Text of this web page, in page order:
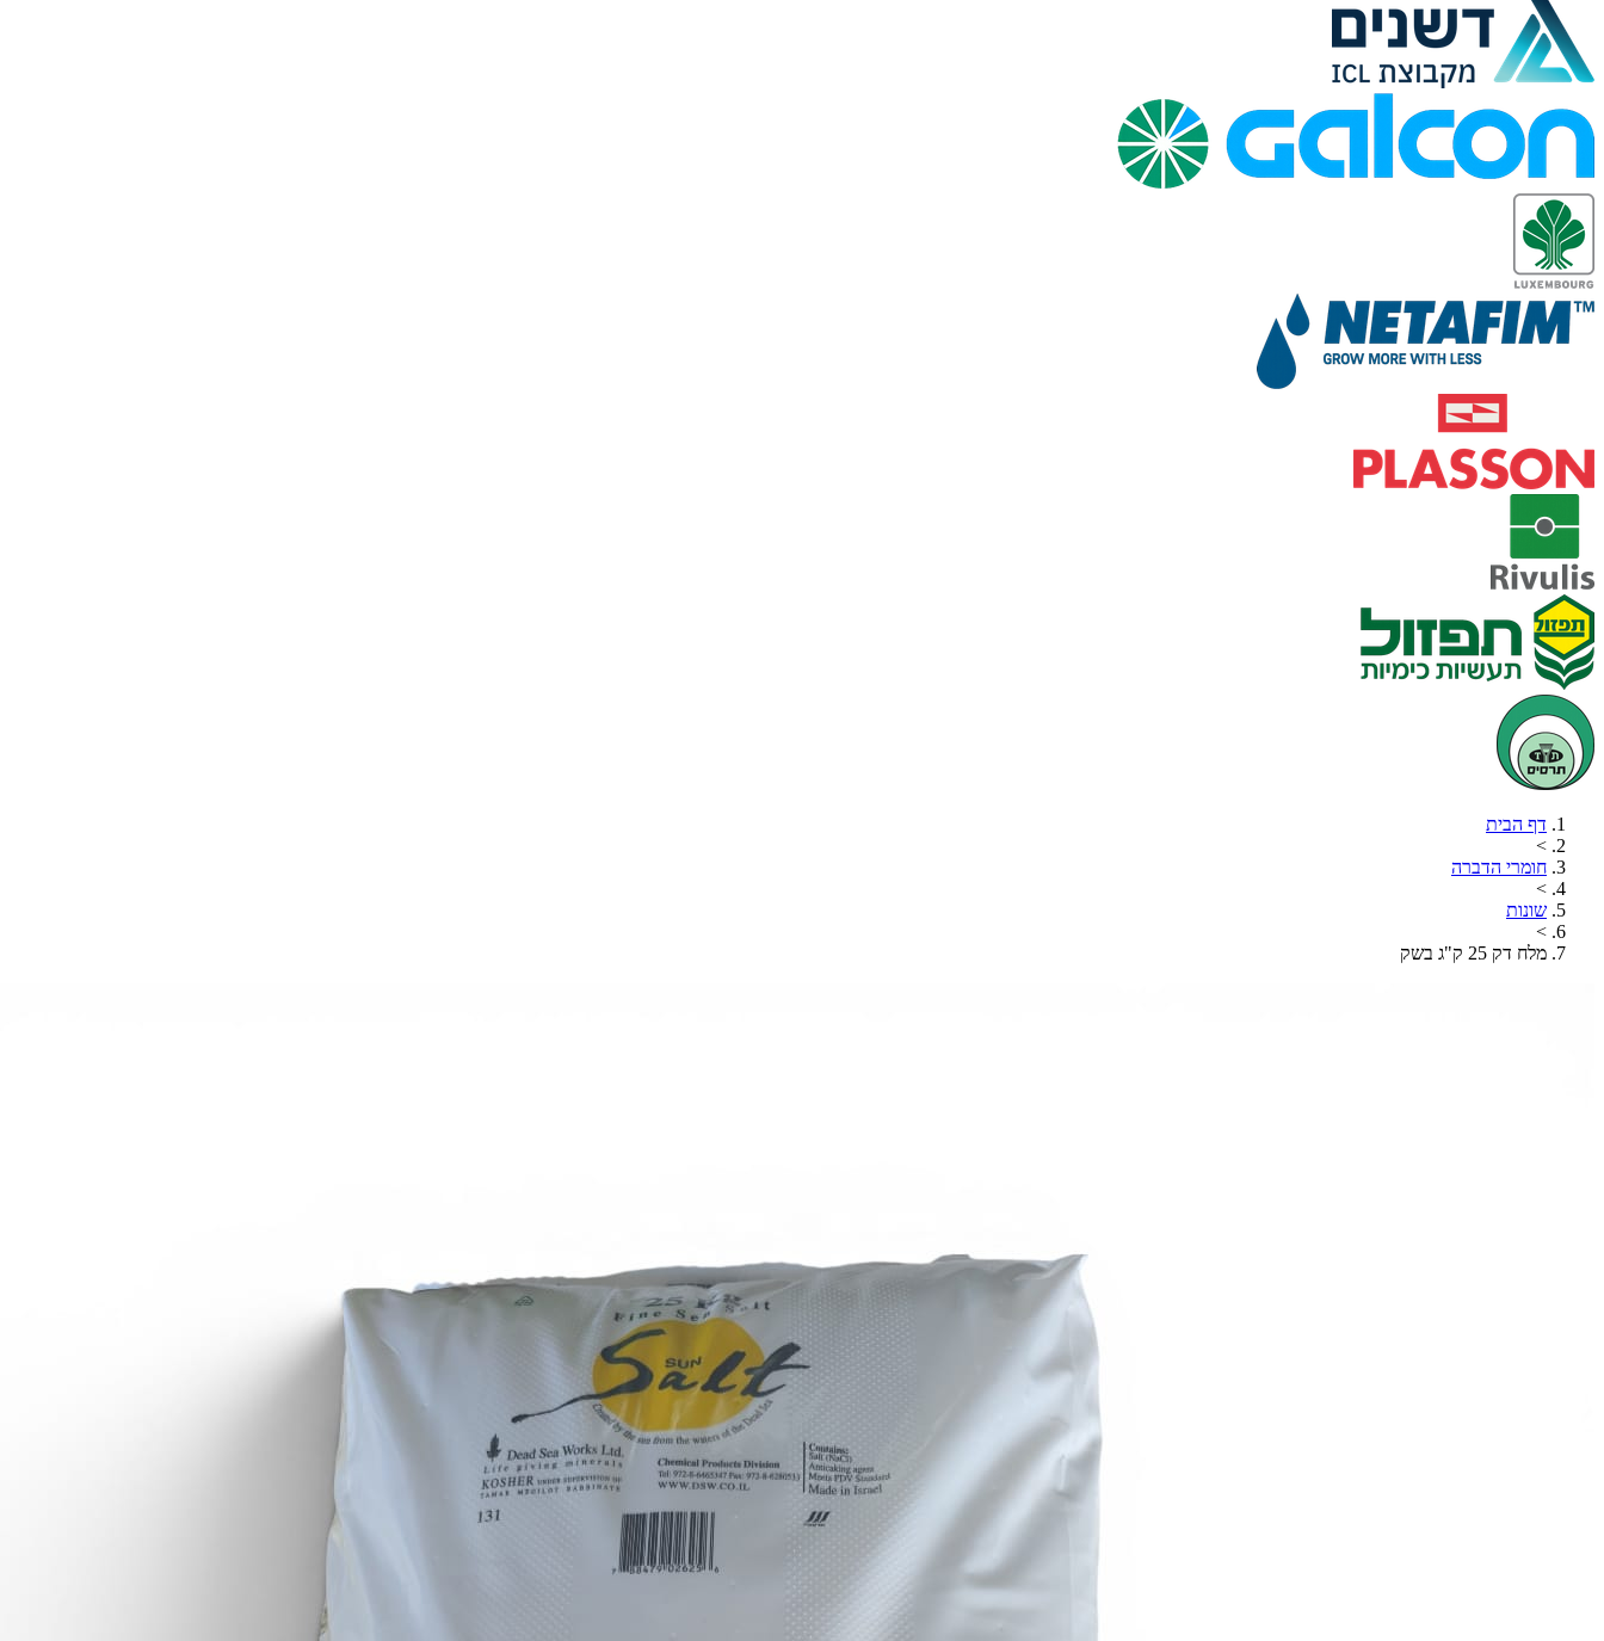
דף הבית
>
חומרי הדברה
>
שונות
>
מלח דק 25 ק"ג בשק